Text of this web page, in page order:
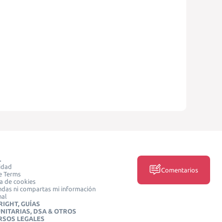
Terms
de cookies
ni compartas mi información
GUÍAS
DSA & OTROS
LEGALES
Comentarios